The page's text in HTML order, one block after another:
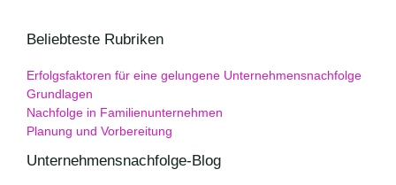
Beliebteste Rubriken
Erfolgsfaktoren für eine gelungene Unternehmensnachfolge
Grundlagen
Nachfolge in Familienunternehmen
Planung und Vorbereitung
Unternehmensnachfolge-Blog